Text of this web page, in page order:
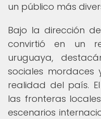
un público más
Bajo la dirección
convirtió en un
uruguaya,
sociales mordaces
realidad del país.
las fronteras
escenarios